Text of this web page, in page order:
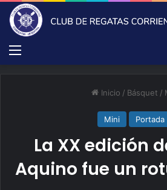
Menú
Inicio / Básquet /
Mini Portada
La XX edición
Aquino fue un